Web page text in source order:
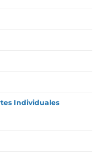
Individuales